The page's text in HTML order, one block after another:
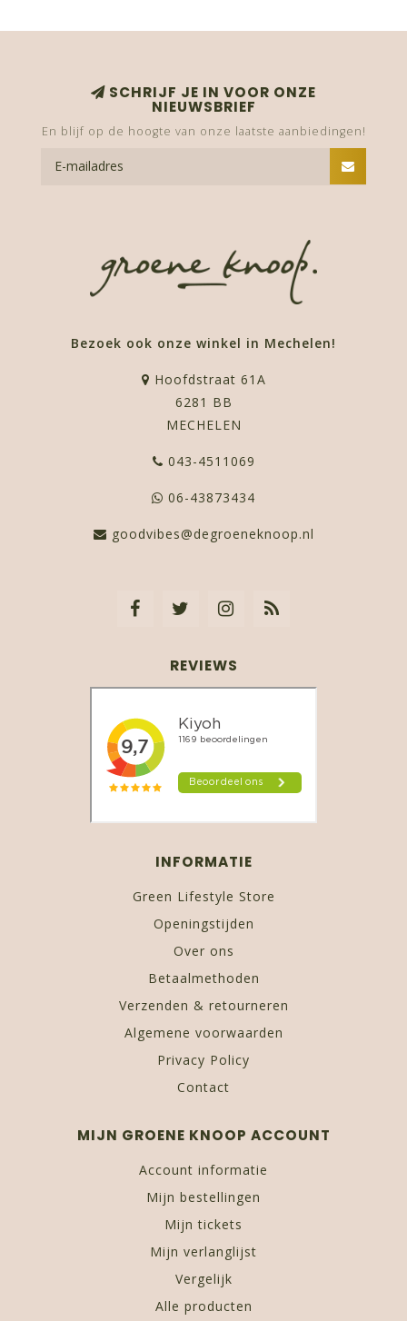
SCHRIJF JE IN VOOR ONZE
NIEUWSBRIEF
En blijf op de hoogte van onze laatste aanbiedingen!
Bezoek ook onze winkel in Mechelen!
Hoofdstraat 61A
6281 BB
MECHELEN
043-4511069
06-43873434
goodvibes@degroeneknoop.nl
REVIEWS
INFORMATIE
Green Lifestyle Store
Openingstijden
Over ons
Betaalmethoden
Verzenden & retourneren
Algemene voorwaarden
Privacy Policy
Contact
MIJN GROENE KNOOP ACCOUNT
Account informatie
Mijn bestellingen
Mijn tickets
Mijn verlanglijst
Vergelijk
Alle producten